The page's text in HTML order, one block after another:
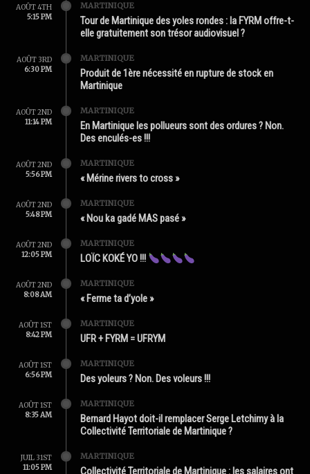
AOÛT 4TH
5:15 PM
MARTINIQUE
Tour de Martinique des yoles rondes : la FYRM offre-t-
elle gratuitement son trésor audiovisuel ?
AOÛT 3RD
6:30 PM
MARTINIQUE
Produit de 1ère nécessité en rupture de stock en
Martinique
AOÛT 2ND
11:14 PM
MARTINIQUE
En Martinique les pollueurs sont des ordures ? Non.
Des enculés-es !!!
AOÛT 2ND
5:56 PM
MARTINIQUE
« Mérine rivers to cross »
AOÛT 2ND
5:48 PM
MARTINIQUE
« Nou ka gadé MAS pasé »
AOÛT 2ND
12:05 PM
MARTINIQUE
LOÏC KOKÉ YO !!!
AOÛT 2ND
8:08 AM
MARTINIQUE
« Ferme ta d’yole »
AOÛT 1ST
8:42 PM
MARTINIQUE
UFR + FYRM = UFRYM
AOÛT 1ST
6:56 PM
MARTINIQUE
Des yoleurs ? Non. Des voleurs !!!
AOÛT 1ST
8:35 AM
MARTINIQUE
Bernard Hayot doit-il remplacer Serge Letchimy à la
Collectivité Territoriale de Martinique ?
JUIL 31ST
11:05 PM
MARTINIQUE